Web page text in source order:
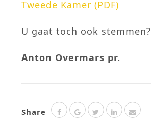
Tweede Kamer (PDF)
U gaat toch ook stemmen?
Anton Overmars pr.
Share